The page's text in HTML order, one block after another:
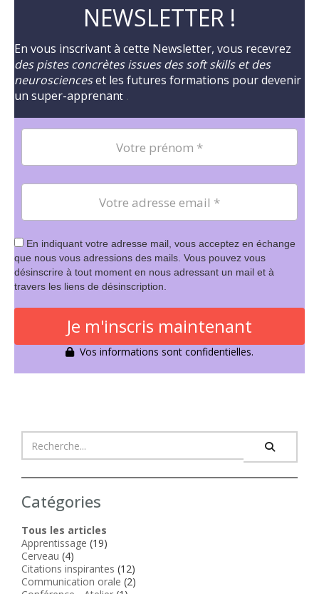
NEWSLETTER !
En vous inscrivant à cette Newsletter, vous recevrez
des pistes concrètes issues des soft skills et des
neuroscienceset les futures formations pour devenir
un super-apprenant .
En indiquant votre adresse mail, vous acceptez en échange
que nous vous adressions des mails. Vous pouvez vous
désinscrire à tout moment en nous adressant un mail et à
travers les liens de désinscription.
Je m'inscris maintenant
Vos informations sont confidentielles.
Catégories
Tous les articles
Apprentissage (19)
Cerveau (4)
Citations inspirantes (12)
Communication orale (2)